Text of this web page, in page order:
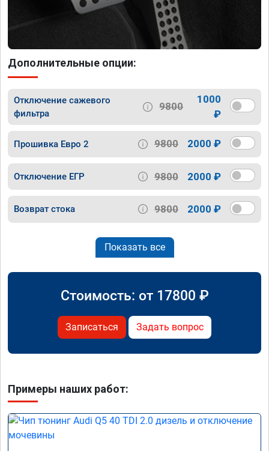
Дополнительные опции:
Отключение сажевого
фильтра
9800
1000
₽
Прошивка Евро 2 9800 2000 ₽
Отключение ЕГР 9800 2000 ₽
Возврат стока 9800 2000 ₽
Показать все
Стоимость: от 17800 ₽
Записаться Задать вопрос
Примеры наших работ: